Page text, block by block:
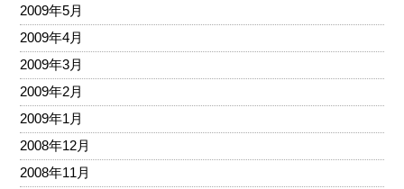
2009年5月
2009年4月
2009年3月
2009年2月
2009年1月
2008年12月
2008年11月